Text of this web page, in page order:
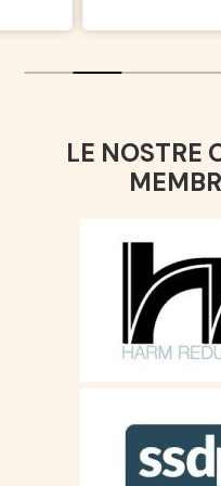
LE NOSTRE